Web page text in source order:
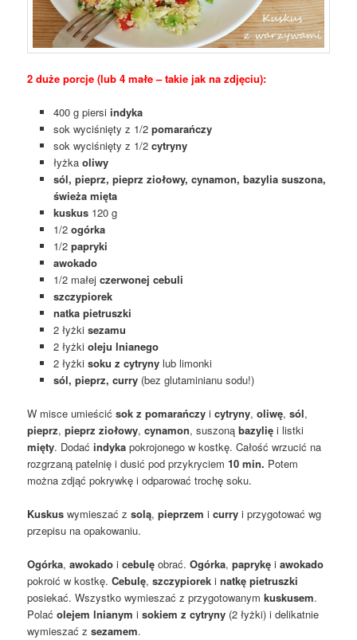
2 duże porcje (lub 4 małe – takie jak na zdjęciu):
400 g piersi indyka
sok wyciśnięty z 1/2pomarańczy
sok wyciśnięty z 1/2 cytryny
łyżka oliwy
sól, pieprz, pieprz ziołowy, cynamon, bazylia suszona,
świeża mięta
kuskus120 g
1/2 ogórka
1/2 papryki
awokado
1/2 małej czerwonej cebuli
szczypiorek
natka pietruszki
2 łyżki sezamu
2 łyżki oleju lnianego
2 łyżki soku z cytrynylub limonki
sól, pieprz, curry(bez glutaminianu sodu!)
W misce umieścićsok z pomarańczy icytryny, oliwę,sól,
pieprz,pieprz ziołowy,cynamon, suszoną bazylięi listki
mięty. Dodać indyka pokrojonego w kostkę. Całość wrzucić na
rozgrzaną patelnię i dusić pod przykryciem10 min. Potem
można zdjąć pokrywkę i odparować trochę soku.
Kuskus wymieszać z solą,pieprzem icurry i przygotować wg
przepisu na opakowaniu.
Ogórka,awokado icebulę obrać.Ogórka,paprykę i awokado
pokroić w kostkę.Cebulę,szczypiorek i natkę pietruszki
posiekać. Wszystko wymieszać z przygotowanymkuskusem.
Polaćolejem lnianym isokiem z cytryny (2 łyżki) i delikatnie
wymieszać zsezamem.